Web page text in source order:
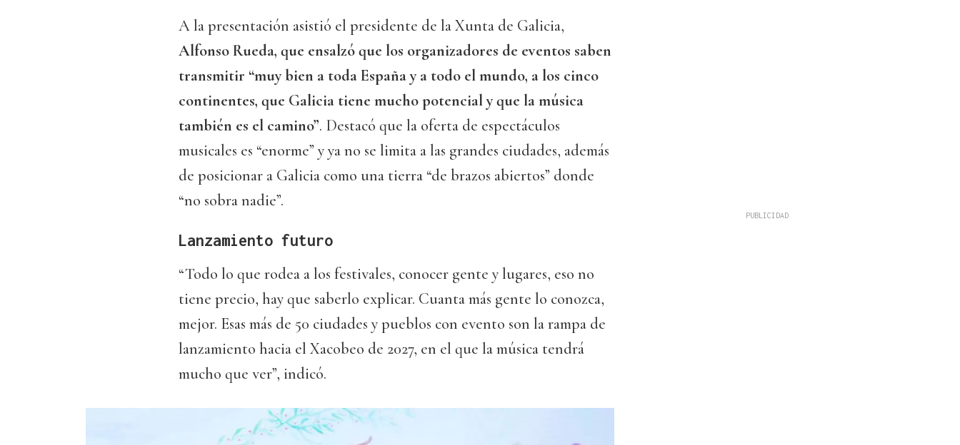
A la presentación asistió el presidente de la Xunta de Galicia,
Alfonso Rueda, que ensalzó que los organizadores de eventos saben
transmitir “muy bien a toda España y a todo el mundo, a los cinco
continentes, que Galicia tiene mucho potencial y que la música
también es el camino”. Destacó que la oferta de espectáculos
musicales es “enorme” y ya no se limita a las grandes ciudades, además
de posicionar a Galicia como una tierra “de brazos abiertos” donde
“no sobra nadie”.
Lanzamiento futuro
“Todo lo que rodea a los festivales, conocer gente y lugares, eso no
tiene precio, hay que saberlo explicar. Cuanta más gente lo conozca,
mejor. Esas más de 50 ciudades y pueblos con evento son la rampa de
lanzamiento hacia el Xacobeo de 2027, en el que la música tendrá
mucho que ver”, indicó.